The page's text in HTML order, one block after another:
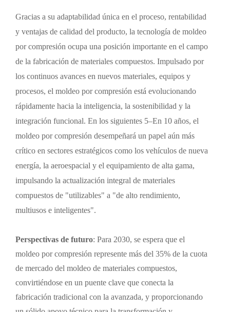
Gracias a su adaptabilidad única en el proceso, rentabilidad
y ventajas de calidad del producto, la tecnología de moldeo
por compresión ocupa una posición importante en el campo
de la fabricación de materiales compuestos. Impulsado por
los continuos avances en nuevos materiales, equipos y
procesos, el moldeo por compresión está evolucionando
rápidamente hacia la inteligencia, la sostenibilidad y la
integración funcional. En los siguientes 5–En 10 años, el
moldeo por compresión desempeñará un papel aún más
crítico en sectores estratégicos como los vehículos de nueva
energía, la aeroespacial y el equipamiento de alta gama,
impulsando la actualización integral de materiales
compuestos de "utilizables" a "de alto rendimiento,
multiusos e inteligentes".
Perspectivas de futuro: Para 2030, se espera que el
moldeo por compresión represente más del 35% de la cuota
de mercado del moldeo de materiales compuestos,
convirtiéndose en un puente clave que conecta la
fabricación tradicional con la avanzada, y proporcionando